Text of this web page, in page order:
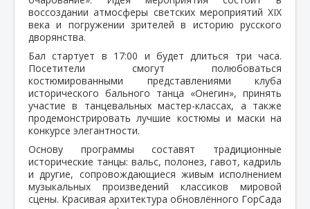
воссоздании атмосферы светских мероприятий XIX
века и погружении зрителей в историю русского
дворянства.
Бал стартует в 17:00 и будет длиться три часа.
Посетители смогут полюбоваться
костюмированными представлениями клуба
исторического бального танца «Онегин», принять
участие в танцевальных мастер-классах, а также
продемонстрировать лучшие костюмы и маски на
конкурсе элегантности.
Основу программы составят традиционные
исторические танцы: вальс, полонез, гавот, кадриль
и другие, сопровождающиеся живым исполнением
музыкальных произведений классиков мировой
сцены. Красивая архитектура обновлённого ГорСада